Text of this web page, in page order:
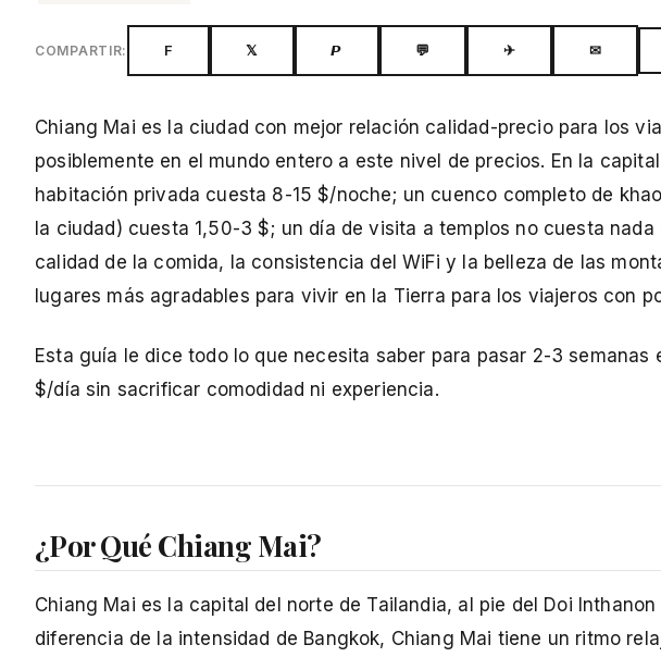
COMPARTIR: F 𝕏 𝙋 💬 ✈ ✉
Chiang Mai es la ciudad con mejor relación calidad-precio para los
posiblemente en el mundo entero a este nivel de precios. En la
habitación privada cuesta 8-15 $/noche; un cuenco completo de
la ciudad) cuesta 1,50-3 $; un día de visita a templos no cuesta
calidad de la comida, la consistencia del WiFi y la belleza de las
lugares más agradables para vivir en la Tierra para los viajeros con
Esta guía le dice todo lo que necesita saber para pasar 2-3
$/día sin sacrificar comodidad ni experiencia.
¿Por Qué Chiang Mai?
Chiang Mai es la capital del norte de Tailandia, al pie del Doi
diferencia de la intensidad de Bangkok, Chiang Mai tiene un ritmo